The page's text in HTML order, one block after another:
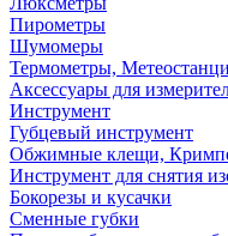
Пирометры
Шумомеры
Термометры,
Аксессуары для
Инструмент
Губцевый инструмент
Обжимные клещи,
Инструмент для снятия
Бокорезы и кусачки
Сменные губки